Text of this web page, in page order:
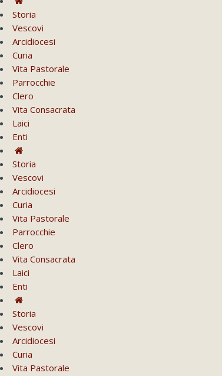
Storia
Vescovi
Arcidiocesi
Curia
Vita Pastorale
Parrocchie
Clero
Vita Consacrata
Laici
Enti
Storia
Vescovi
Arcidiocesi
Curia
Vita Pastorale
Parrocchie
Clero
Vita Consacrata
Laici
Enti
Storia
Vescovi
Arcidiocesi
Curia
Vita Pastorale